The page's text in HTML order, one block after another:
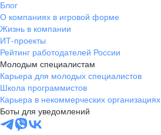
Блог
О компаниях в игровой форме
Жизнь в компании
ИТ-проекты
Рейтинг работодателей России
Молодым специалистам
Карьера для молодых специалистов
Школа программистов
Карьера в некоммерческих организациях
Боты для уведомлений